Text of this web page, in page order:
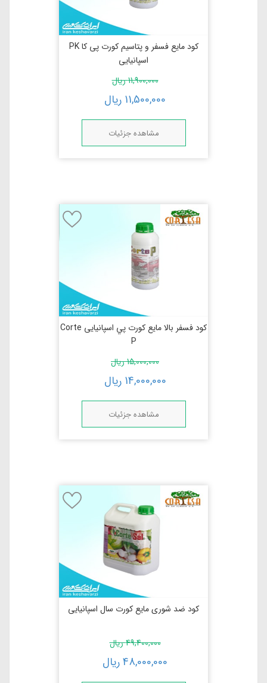
کود مایع فسفر و پتاسیم كورت پی کا PK
اسپانیایی
11,900,000ریال
11,500,000 ریال
مشاهده جزئیات
کود فسفر بالا مایع كورت پي اسپانیایی Corte
P
15,000,000ریال
14,000,000 ریال
مشاهده جزئیات
کود ضد شوری مایع كورت سال اسپانیایی
49,400,000ریال
48,000,000ریال